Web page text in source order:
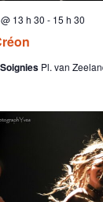
13 h 30 - 15 h 30
Pl. van